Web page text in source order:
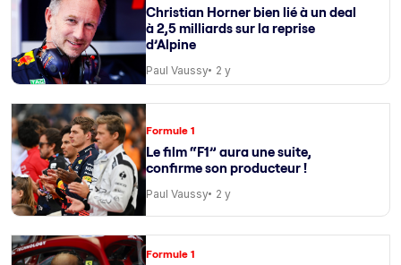
Christian Horner bien lié à un deal
à 2,5 milliards sur la reprise
d’Alpine
Paul Vaussy 2 y
Formule 1
Le film “F1” aura une suite,
confirme son producteur !
Paul Vaussy 2 y
Formule 1